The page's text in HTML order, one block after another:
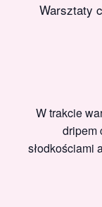
Warsztaty
W trakcie
dripem
słodkościami